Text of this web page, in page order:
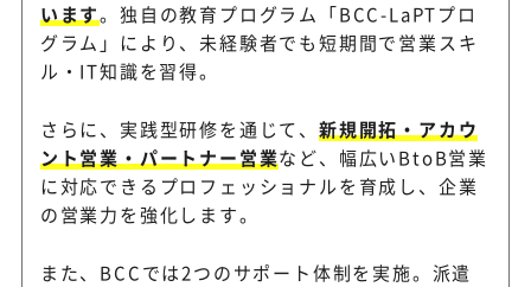
います。独自の教育プログラム「BCC-LaPTプロ
グラム」により、未経験者でも短期間で営業スキ
ル・IT知識を習得。
さらに、実践型研修を通じて、 新規開拓・アカウ
ント営業・パートナー営業など、幅広いBtoB営業
に対応できるプロフェッショナルを育成し、企業
の営業力を強化します。
また、BCCでは2つのサポート体制を実施。派遣